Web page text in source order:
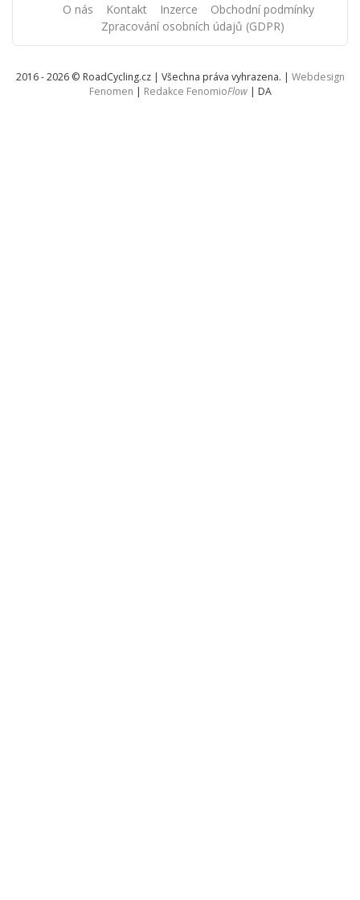
O nás Kontakt Inzerce
Obchodní podmínky
Zpracování osobních údajů (GDPR)
2016 - 2026 © RoadCycling.cz | Všechna práva vyhrazena. | Webdesign
Fenomen | Redakce FenomioFlow| DA